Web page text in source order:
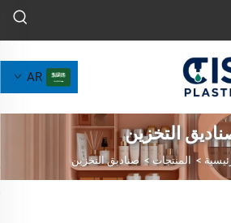
AR
التخزين
> المنتجات> صناديق التخزين